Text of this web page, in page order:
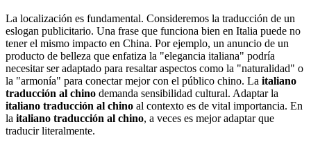
La localización es fundamental. Consideremos la traducción de un
eslogan publicitario. Una frase que funciona bien en Italia puede no
tener el mismo impacto en China. Por ejemplo, un anuncio de un
producto de belleza que enfatiza la "elegancia italiana" podría
necesitar ser adaptado para resaltar aspectos como la "naturalidad" o
la "armonía" para conectar mejor con el público chino. La italiano
traducción al chino demanda sensibilidad cultural. Adaptar la
italiano traducción al chino al contexto es de vital importancia. En
la italiano traducción al chino, a veces es mejor adaptar que
traducir literalmente.